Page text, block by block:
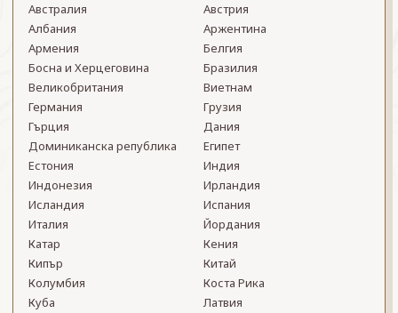
Австралия
Австрия
Албания
Аржентина
Армения
Белгия
Босна и Херцеговина
Бразилия
Великобритания
Виетнам
Германия
Грузия
Гърция
Дания
Доминиканска република
Египет
Естония
Индия
Индонезия
Ирландия
Исландия
Испания
Италия
Йордания
Катар
Кения
Кипър
Китай
Колумбия
Коста Рика
Куба
Латвия